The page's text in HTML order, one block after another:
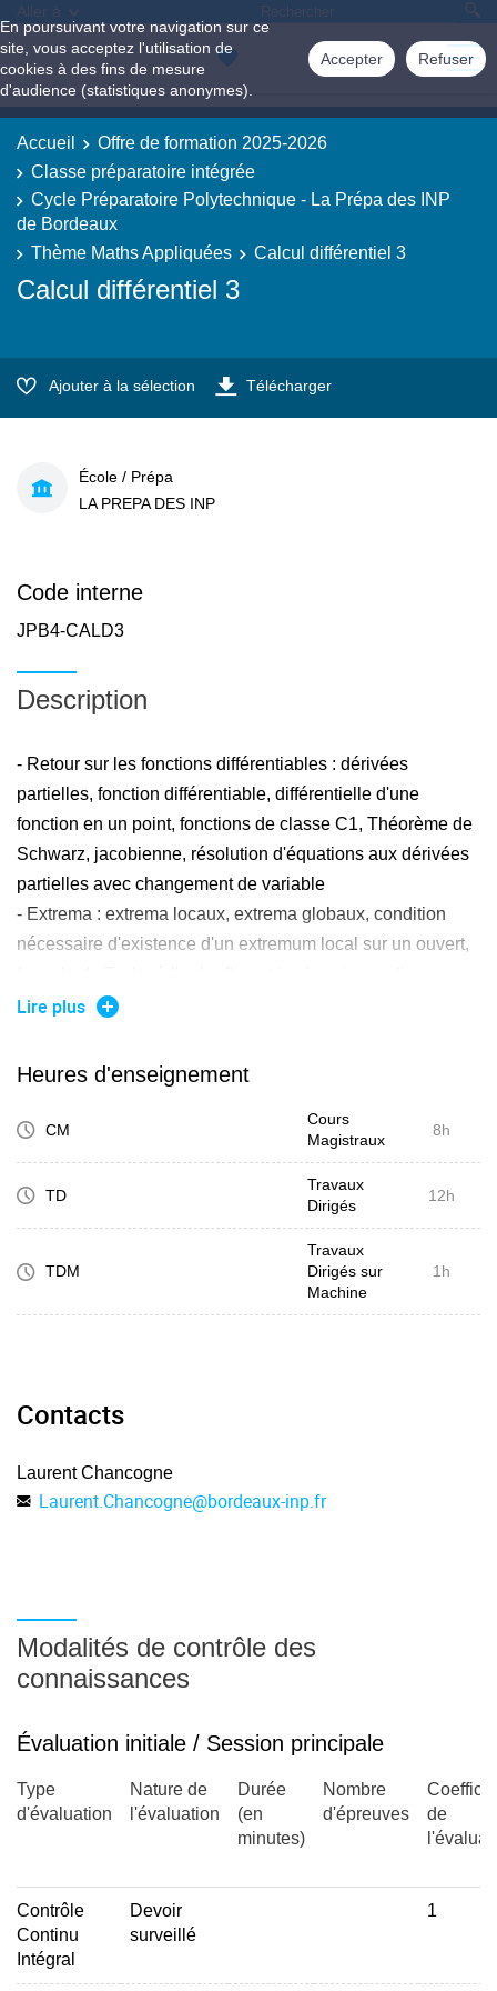
En poursuivant votre navigation sur ce
site, vous acceptez l'utilisation de
cookies à des fins de mesure
d'audience (statistiques anonymes).
Accepter Refuser
Aller à
Accueil
Offre de formation 2025-2026
Classe préparatoire intégrée
Cycle Préparatoire Polytechnique - La Prépa des INP
de Bordeaux
Thème Maths Appliquées
Calcul différentiel 3
Calcul différentiel 3
Ajouter à la sélection Télécharger
École / Prépa
LA PREPA DES INP
Code interne
JPB4-CALD3
Description
- Retour sur les fonctions différentiables : dérivées
partielles, fonction différentiable, différentielle d'une
fonction en un point, fonctions de classe C1, Théorème de
Schwarz, jacobienne, résolution d'équations aux dérivées
partielles avec changement de variable
- Extrema : extrema locaux, extrema globaux, condition
nécessaire d'existence d'un extremum local sur un ouvert,
l'existence d'un extremum local
différentielle exacte, formes différentielle fermée (sur un
étoilé, Théorème de Poincaré, intégrale curviligne
Lire plus
Heures d'enseignement
CM
Cours
Magistraux
8h
TD
Travaux
Dirigés
12h
TDM
Travaux
Dirigés sur
Machine
1h
Contacts
Laurent Chancogne
Laurent.Chancogne@bordeaux-inp.fr
Modalités de contrôle des
connaissances
Évaluation initiale / Session principale
Type
d'évaluation
Nature de
l'évaluation
Durée
(en
minutes)
Nombre
d'épreuves
de
Contrôle
Continu
Intégral
Devoir
surveillé
1